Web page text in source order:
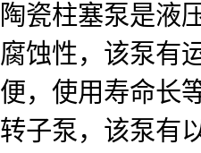
陶瓷柱塞泵是液
腐蚀性，该泵有
便，使用寿命长
转子泵，该泵有